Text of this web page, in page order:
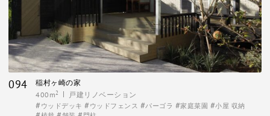
094
稲村ヶ崎の家
400m2 戸建リノベーション
ウッドデッキ ウッドフェンス パーゴラ 家庭菜園
小屋 収納